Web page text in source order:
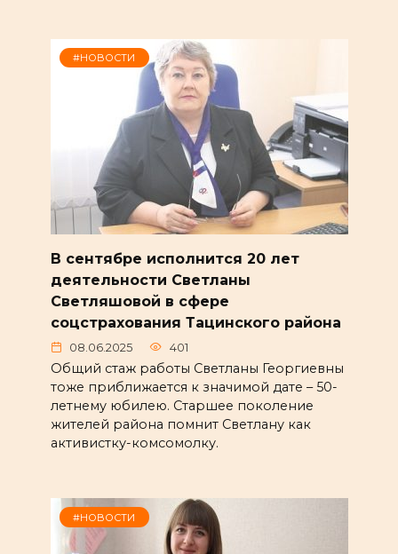
#НОВОСТИ
В сентябре исполнится 20 лет
деятельности Светланы
Светляшовой в сфере
соцстрахования Тацинского района
08.06.2025 401
Общий стаж работы Светланы Георгиевны
тоже приближается к значимой дате – 50-
летнему юбилею. Старшее поколение
жителей района помнит Светлану как
активистку-комсомолку.
#НОВОСТИ